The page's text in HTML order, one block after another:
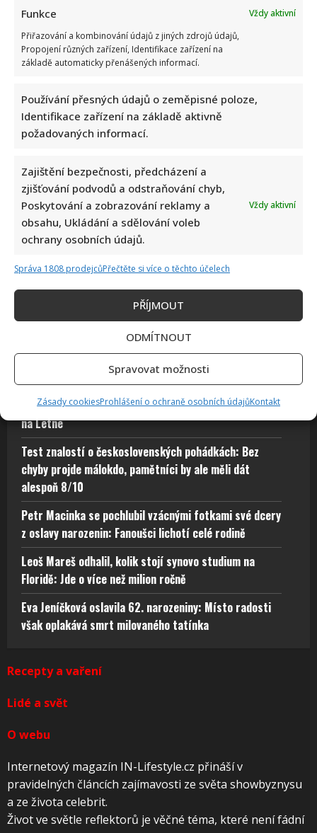
Funkce
Vždy aktivní
Přiřazování a kombinování údajů z jiných zdrojů údajů,
Propojení různých zařízení, Identifikace zařízení na
základě automaticky přenášených informací.
Používání přesných údajů o zeměpisné poloze,
Identifikace zařízení na základě aktivně
požadovaných informací.
Zajištění bezpečnosti, předcházení a
zjišťování podvodů a odstraňování chyb,
Poskytování a zobrazování reklamy a
obsahu, Ukládání a sdělování voleb
ochrany osobních údajů.
Vždy aktivní
Správa 1808 prodejcůPřečtěte si více o těchto účelech
PŘÍJMOUT
ODMÍTNOUT
Spravovat možnosti
Zásady cookiesProhlášení o ochraně osobních údajůKontakt
Autor: Richard Touš
6. 8. 2026
Velký test z českých přísloví: Jen opravdoví znalci zvládnou
správně doplnit 10/10 bez chyby
6. 8. 2026
Kristýna Leichtová se zastala kojení na veřejnosti
pomocí kontroverzní fotky: Bude prý bojovat celý
Marek Ztracený zrušil velkolepé finále svého koncertu
na Letné
Test znalostí o československých pohádkách: Bez
chyby projde málokdo, pamětníci by ale měli dát
alespoň 8/10
Petr Macinka se pochlubil vzácnými fotkami své dcery
z oslavy narozenin: Fanoušci lichotí celé rodině
Leoš Mareš odhalil, kolik stojí synovo studium na
Floridě: Jde o více než milion ročně
Eva Jeníčková oslavila 62. narozeniny: Místo radosti
však oplakává smrt milovaného tatínka
Recepty a vaření
Lidé a svět
O webu
Internetový magazín IN-Lifestyle.cz přináší v
pravidelných článcích zajímavosti ze světa showbyznysu
a ze života celebrit.
Život ve světle reflektorů je věčné téma, které není fádní